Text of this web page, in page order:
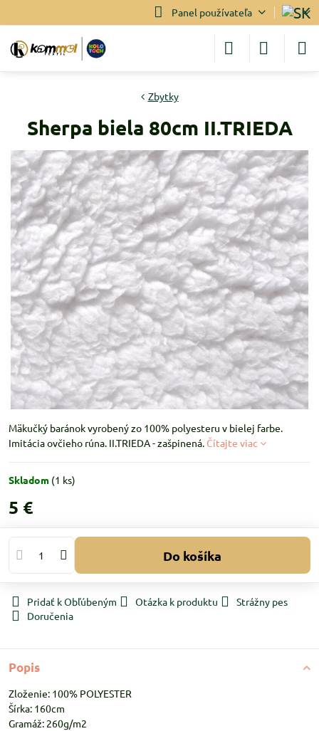
Panel používateľa
Zbytky
Sherpa biela 80cm II.TRIEDA
Mäkučký baránok vyrobený zo 100% polyesteru v bielej farbe.
Imitácia ovčieho rúna. II.TRIEDA - zašpinená. Čítajte viac
Skladom (1 ks)
5 €
Do košíka
Pridať k Obľúbeným Otázka k produktu
Strážny pes
Doručenia
Popis
Zloženie: 100% POLYESTER
Šírka: 160cm
Gramáž: 260g/m2